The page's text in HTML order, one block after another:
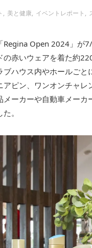
美と健康 イベントレポート
Regina Open 2024」が
の赤いウェアを着た約
ブハウス内やホールご
ピン、ワンオンチャ
メーカーや自動車メー
。